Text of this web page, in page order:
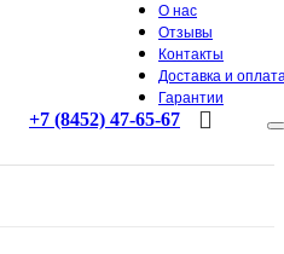
О нас
Отзывы
Контакты
Доставка и
Гарантии
+7 (8452) 47-65-67